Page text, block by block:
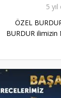
5
ÖZEL
BURDUR ilimizin